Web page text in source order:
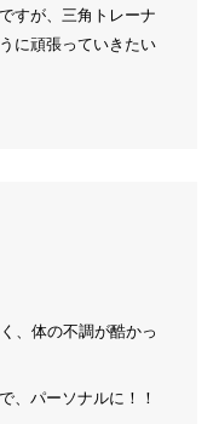
すが、三角トレーナ
に頑張っていきたい
、体の不調が酷かっ
、パーソナルに！！